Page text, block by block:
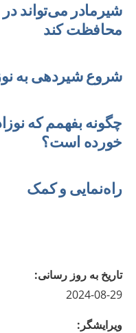
شیرمادر می‌تواند در
محافظت کند
شروع شیردهی به
چگونه بفهمم که
خورده است؟
راه‌نمایی و کمک
تاريخ به روز رسانى:
2024-08-29
ويرايشگر :